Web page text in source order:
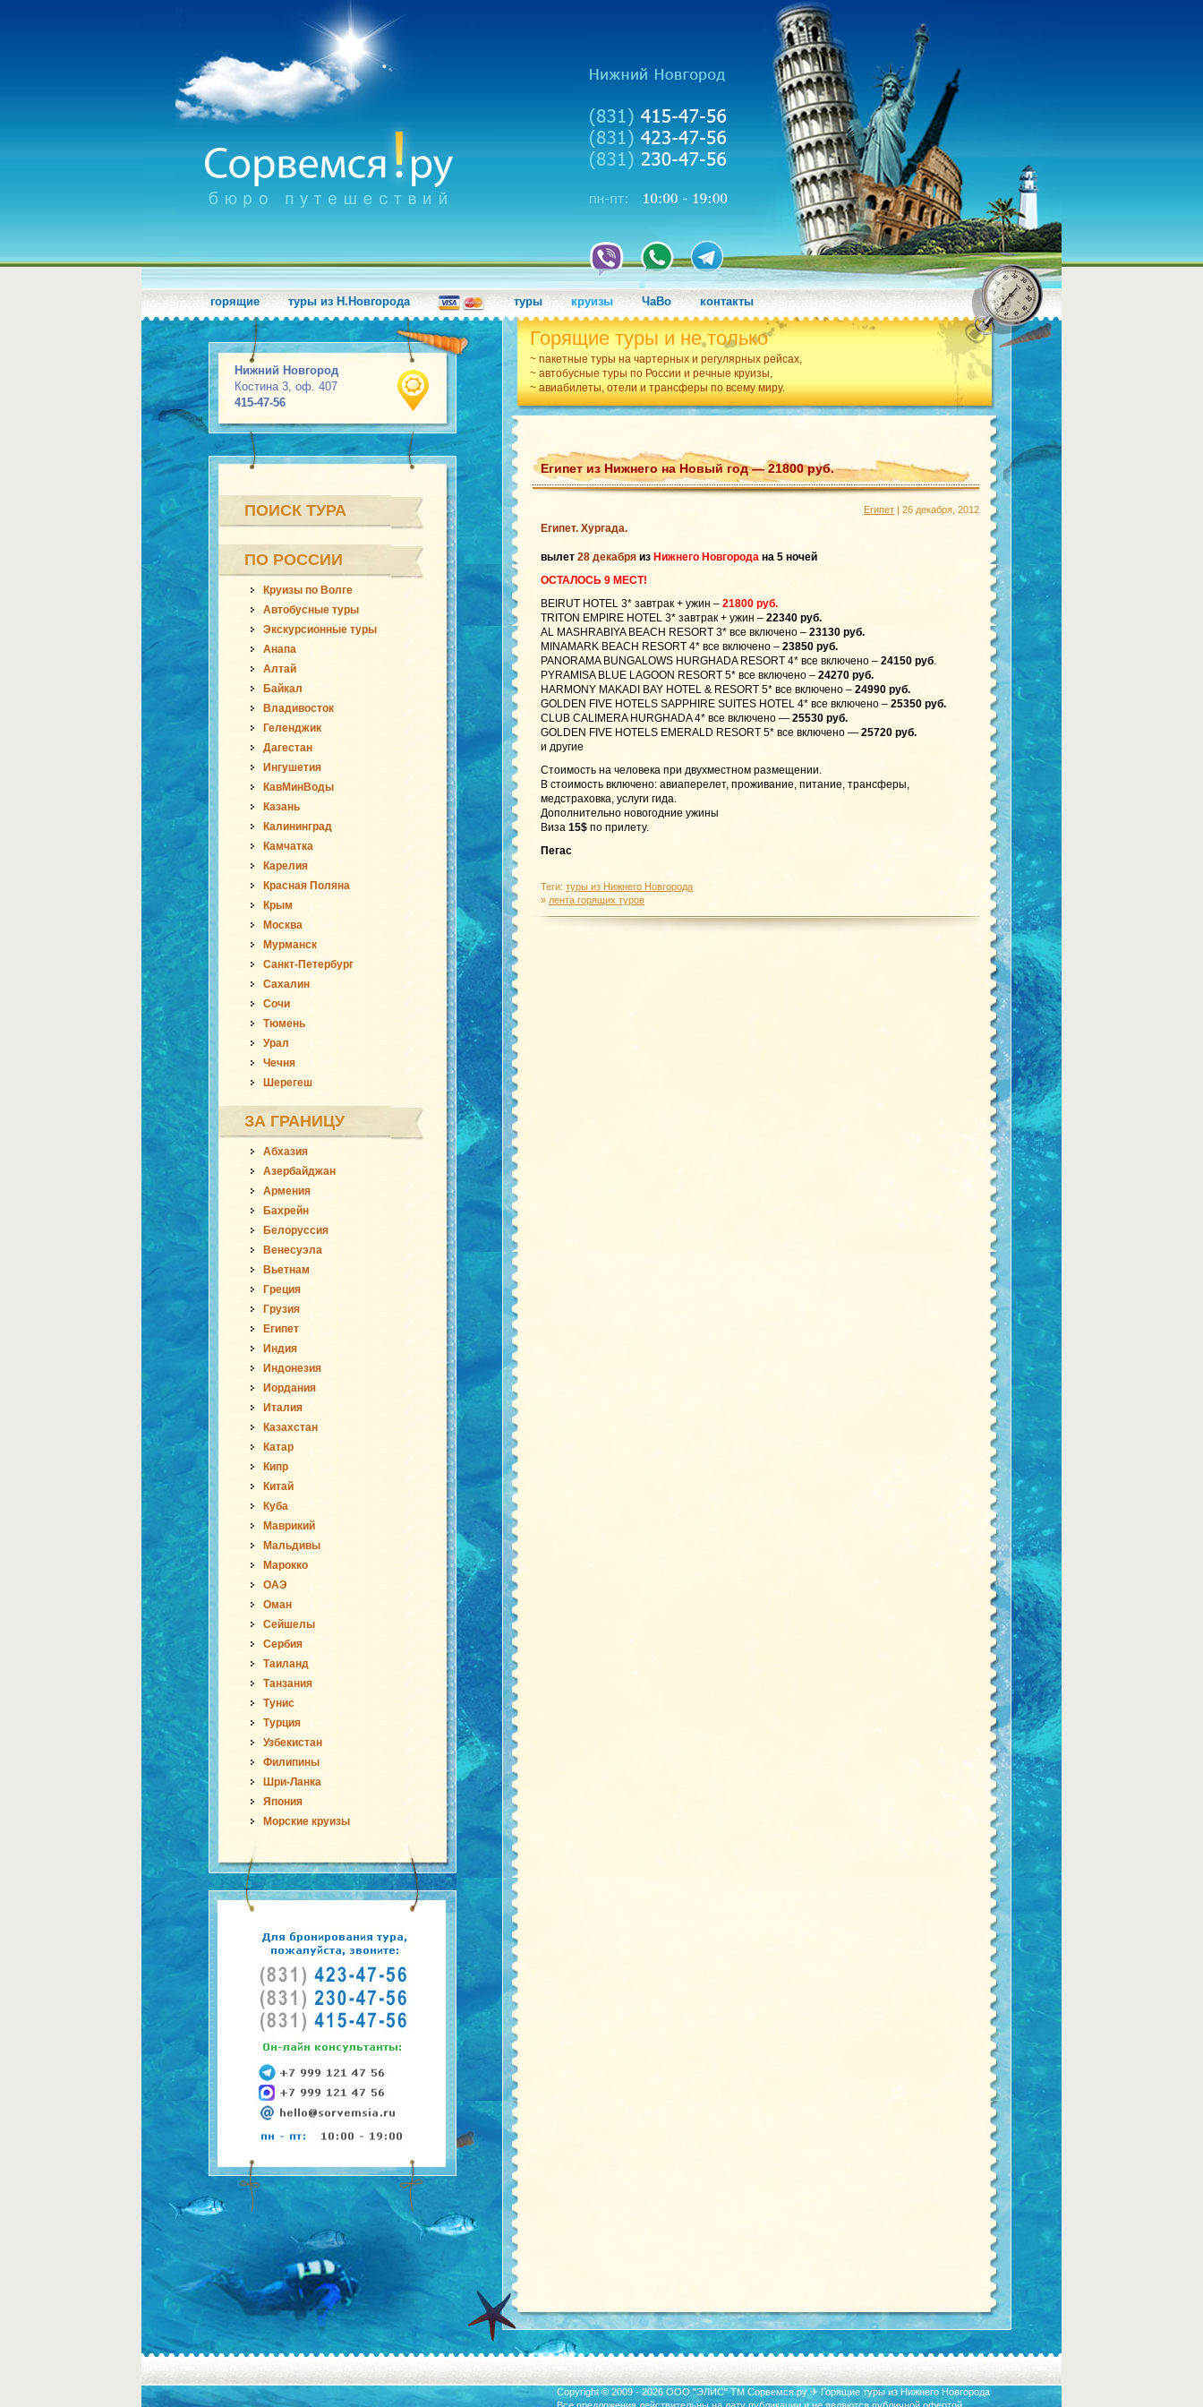
горящие туры из Н.Новгорода туры круизы ЧаВо контакты
Нижний Новгород
Костина 3, оф. 407
415-47-56
Горящие туры и не только
~ пакетные туры на чартерных и регулярных рейсах,
~ автобусные туры по России и речные круизы,
~ авиабилеты, отели и трансферы по всему миру.
ПОИСК ТУРА
ПО РОССИИ
Круизы по Волге
Автобусные туры
Экскурсионные туры
Анапа
Алтай
Байкал
Владивосток
Геленджик
Дагестан
Ингушетия
КавМинВоды
Казань
Калининград
Камчатка
Карелия
Красная Поляна
Крым
Москва
Мурманск
Санкт-Петербург
Сахалин
Сочи
Тюмень
Урал
Чечня
Шерегеш
ЗА ГРАНИЦУ
Абхазия
Азербайджан
Армения
Бахрейн
Белоруссия
Венесуэла
Вьетнам
Греция
Грузия
Египет
Индия
Индонезия
Иордания
Италия
Казахстан
Катар
Кипр
Китай
Куба
Маврикий
Мальдивы
Марокко
ОАЭ
Оман
Сейшелы
Сербия
Таиланд
Танзания
Тунис
Турция
Узбекистан
Филипины
Шри-Ланка
Япония
Морские круизы
Египет из Нижнего на Новый год — 21800 руб.
Египет | 26 декабря, 2012
Египет. Хургада.
вылет 28 декабря из Нижнего Новгорода на 5 ночей
ОСТАЛОСЬ 9 МЕСТ!
BEIRUT HOTEL 3* завтрак + ужин – 21800 руб.
TRITON EMPIRE HOTEL 3* завтрак + ужин – 22340 руб.
AL MASHRABIYA BEACH RESORT 3* все включено – 23130 руб.
MINAMARK BEACH RESORT 4* все включено – 23850 руб.
PANORAMA BUNGALOWS HURGHADA RESORT 4* все включено – 24150 руб.
PYRAMISA BLUE LAGOON RESORT 5* все включено – 24270 руб.
HARMONY MAKADI BAY HOTEL & RESORT 5* все включено – 24990 руб.
GOLDEN FIVE HOTELS SAPPHIRE SUITES HOTEL 4* все включено – 25350 руб.
CLUB CALIMERA HURGHADA 4* все включено — 25530 руб.
GOLDEN FIVE HOTELS EMERALD RESORT 5* все включено — 25720 руб.
и другие
Стоимость на человека при двухместном размещении.
В стоимость включено: авиаперелет, проживание, питание, трансферы,
медстраховка, услуги гида.
Дополнительно новогодние ужины
Виза 15$ по прилету.
Пегас
Теги: туры из Нижнего Новгорода
» лента горящих туров
Copyright © 2009 - 2026 ООО "ЭЛИС" ТМ Сорвемся.ру ✈ Горящие туры из Нижнего Новгорода